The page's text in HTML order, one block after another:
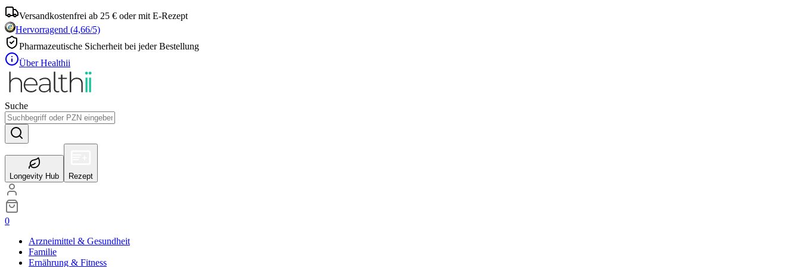
Versandkostenfrei ab 25 € oder mit E-Rezept
Hervorragend (4,66/5)
Pharmazeutische Sicherheit bei jeder Bestellung
Über Healthii
Suche
Longevity Hub Rezept
0
Arzneimittel & Gesundheit
Familie
Ernährung & Fitness